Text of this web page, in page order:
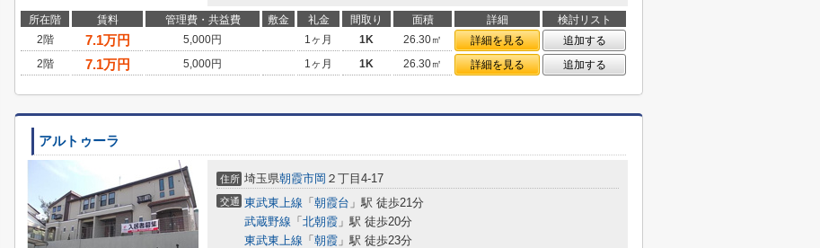
所在階 賃料 管理費・共益費 敷金 礼金 間取り 面積 詳細
検討リスト
2階
7.1万円 5,000円 1ヶ月 1K 26.30㎡ 詳細を見る
追加する
2階
7.1万円 5,000円 1ヶ月 1K 26.30㎡ 詳細を見る 追加する
アルトゥーラ
住所 埼玉県朝霞市岡 ２丁目4-17
交通 東武東上線 「 朝霞台 」駅 徒歩21分
武蔵野線 「 北朝霞 」駅 徒歩20分
東武東上線 「 朝霞 」駅 徒歩23分